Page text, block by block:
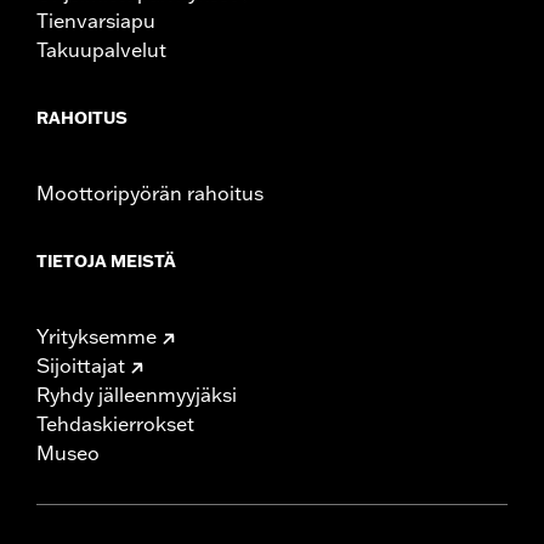
Tienvarsiapu
Takuupalvelut
RAHOITUS
Moottoripyörän rahoitus
TIETOJA MEISTÄ
Yrityksemme
Sijoittajat
Ryhdy jälleenmyyjäksi
Tehdaskierrokset
Museo